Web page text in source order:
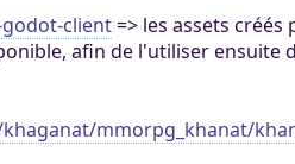
client=> les assets créés
afin de l'utiliser ensuite
mmorpg_khanat/